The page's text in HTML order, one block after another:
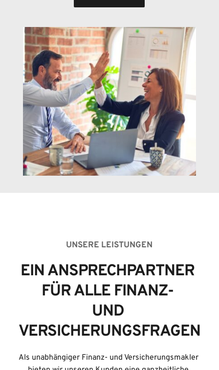
UNSERE LEISTUNGEN
EIN ANSPRECHPARTNER
FÜR ALLE FINANZ-
UND
VERSICHERUNGSFRAGEN
Als unabhängiger Finanz- und Versicherungsmakler